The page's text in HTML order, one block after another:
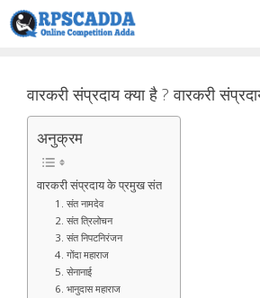
Skip
to
वारकरी संप्रदाय क्या है ? वारकरी
अनुक्रम
वारकरी संप्रदाय के प्रमुख संत
1. संत नामदेव
2. संत त्रिलोचन
3. संत निपटनिरंजन
4. गोंदा महाराज
5. सेनानाई
6. भानुदास महाराज